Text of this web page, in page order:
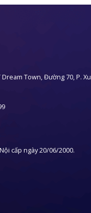
Dream Town, Đường 70, P.
cấp ngày 20/06/2000.